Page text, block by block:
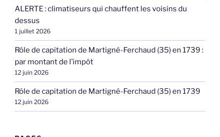
ALERTE : climatiseurs qui chauffent les voisins du
dessus
1 juillet 2026
Rôle de capitation de Martigné-Ferchaud (35) en 1739 :
par montant de l’impôt
12 juin 2026
Rôle de capitation de Martigné-Ferchaud (35) en 1739
12 juin 2026